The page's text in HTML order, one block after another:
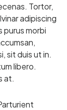
Tortor,
adipiscing
purus morbi
sit duis ut in.
libero.
at.